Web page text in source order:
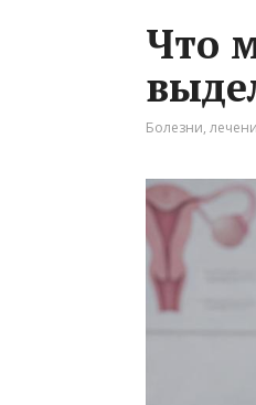
Что
Болезни,